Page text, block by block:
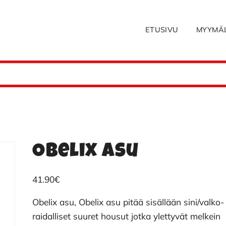
ETUSIVU
Obelix asu
41.90€
Obelix asu, Obelix asu pitää sisällään sini/valko-
raidalliset suuret housut jotka ylettyvät melkein